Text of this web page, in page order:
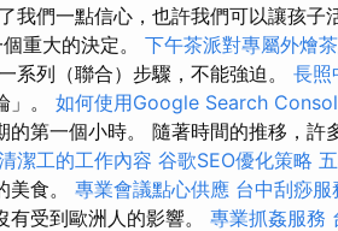
我們一點信心，也許我們可以讓孩子
重大的決定。 下午茶派對專屬外燴
系列（聯合）步驟，不能強迫。 長照
」。 如何使用Google Search
第一個小時。 隨著時間的推移，許
潔工的工作內容 谷歌SEO優化策略
美食。 專業會議點心供應 台中刮痧服
受到歐洲人的影響。 專業抓姦服務